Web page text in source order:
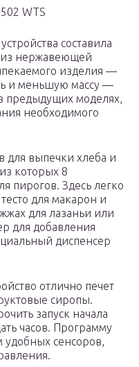
WTS
составила
из нержавеющей
изделия —
и меньшую массу —
предыдущих моделях,
необходимого
для выпечки хлеба и
которых 8
пирогов. Здесь легко
для макарон и
для лазаньи или
для добавления
диспенсер
отлично печет
сиропы.
запуск начала
часов. Программу
удобных сенсоров,